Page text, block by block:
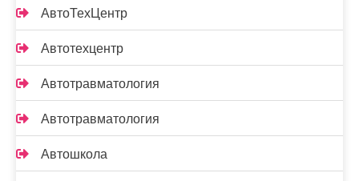
АвтоТехЦентр
Автотехцентр
Автотравматология
Автотравматология
Автошкола